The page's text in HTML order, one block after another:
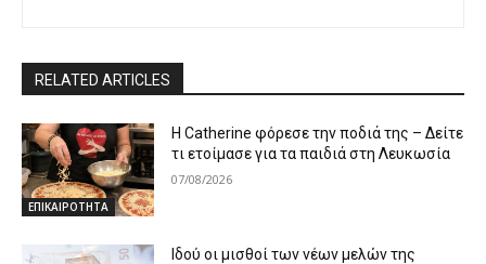
RELATED ARTICLES
ΕΠΙΚΑΙΡΟΤΗΤΑ
Η Catherine φόρεσε την ποδιά της – Δείτε
τι ετοίμασε για τα παιδιά στη Λευκωσία
07/08/2026
Ιδού οι μισθοί των νέων μελών της